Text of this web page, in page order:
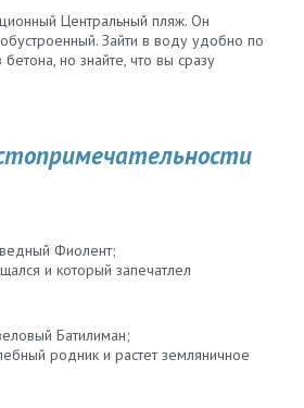
Центральный пляж. Он
Зайти в воду удобно по
но знайте, что вы сразу
Фиолент;
и который запечатлел
Батилиман;
родник и растет земляничное